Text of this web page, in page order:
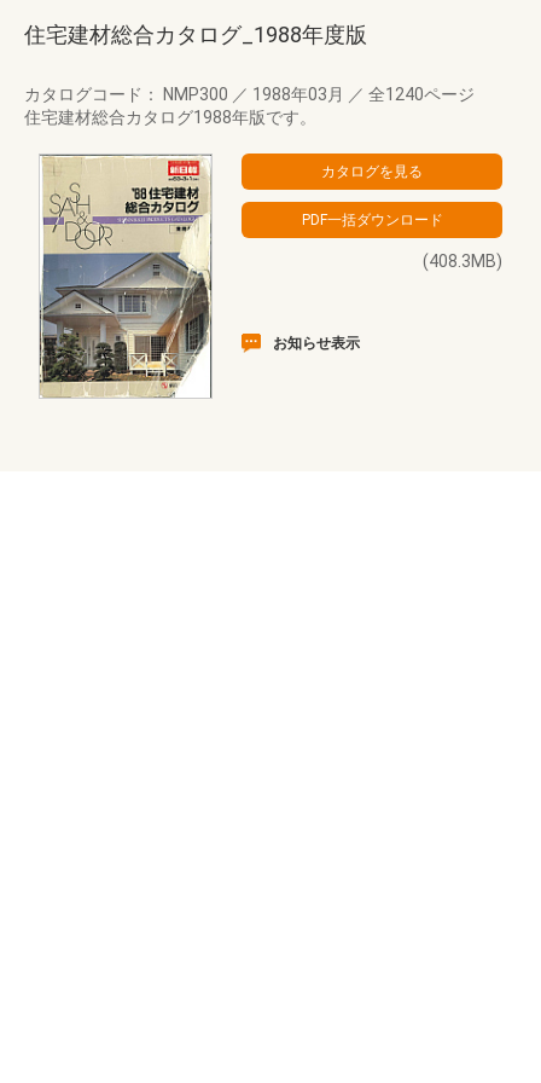
住宅建材総合カタログ_1988年度版
カタログコード： NMP300 ／ 1988年03月 ／ 全1240ページ
住宅建材総合カタログ1988年版です。
(408.3MB)
お知らせ表示